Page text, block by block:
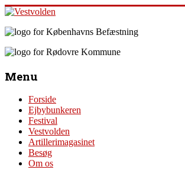
Skip
content
Vestvolden
Velkommen
Oplevelsescenter
Menu
Forside
Ejbybunkeren
Festival
Vestvolden
Artillerimagasinet
Besøg
Om os